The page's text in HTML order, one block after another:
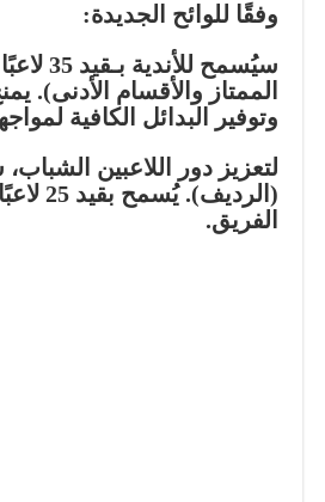
وفقًا للوائح الجديدة:
سيُسمح
الممتاز والأقسام الأدنى).
وتوفير البدائل الكافية
لتعزيز دور اللاعبين
الفريق.